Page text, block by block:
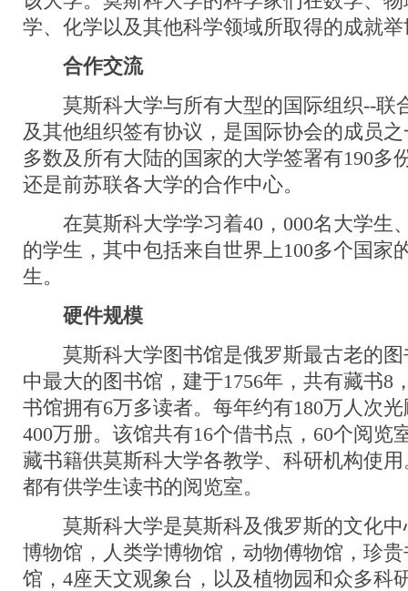
学、化学以及其他科学领域所取得的成就
合作交流
莫斯科大学与所有大型的国际组织--联
及其他组织签有协议，是国际协会的成员
多数及所有大陆的国家的大学签署有190多
还是前苏联各大学的合作中心。
在莫斯科大学学习着40，000名大学生
的学生，其中包括来自世界上100多个国家
生。
硬件规模
莫斯科大学图书馆是俄罗斯最古老的图
中最大的图书馆，建于1756年，共有藏书8
书馆拥有6万多读者。每年约有180万人次
400万册。该馆共有16个借书点，60个阅览
藏书籍供莫斯科大学各教学、科研机构使
都有供学生读书的阅览室。
莫斯科大学是莫斯科及俄罗斯的文化中
博物馆，人类学博物馆，动物傅物馆，珍
馆，4座天文观象台，以及植物园和众多科